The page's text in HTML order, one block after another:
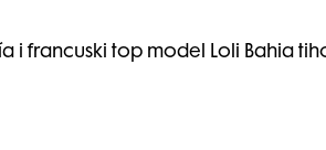
i francuski top model Loli Bahia